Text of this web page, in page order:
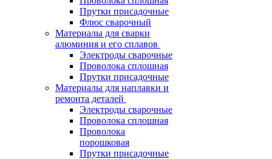
Прутки присадочные
Флюс сварочный
Материалы для сварки
алюминия и его сплавов
Электроды сварочные
Проволока сплошная
Прутки присадочные
Материалы для наплавки и
ремонта деталей
Электроды сварочные
Проволока сплошная
Проволока
порошковая
Прутки присадочные